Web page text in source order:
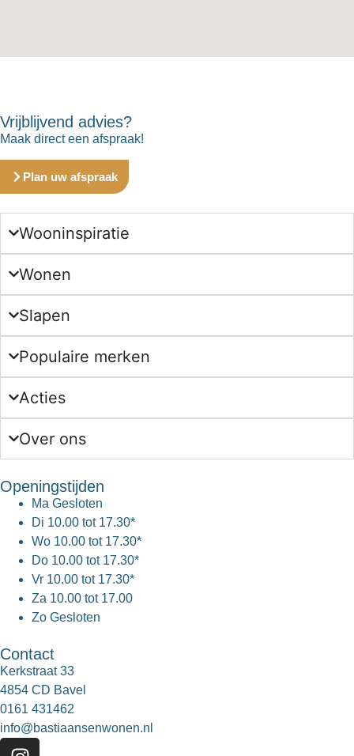
Vrijblijvend advies?
Maak direct een afspraak!
Plan uw afspraak
Wooninspiratie
Wonen
Slapen
Populaire merken
Acties
Over ons
Openingstijden
Ma Gesloten
Di 10.00 tot 17.30*
Wo 10.00 tot 17.30*
Do 10.00 tot 17.30*
Vr 10.00 tot 17.30*
Za 10.00 tot 17.00
Zo Gesloten
Contact
Kerkstraat 33
4854 CD Bavel
0161 431462
info@bastiaansenwonen.nl